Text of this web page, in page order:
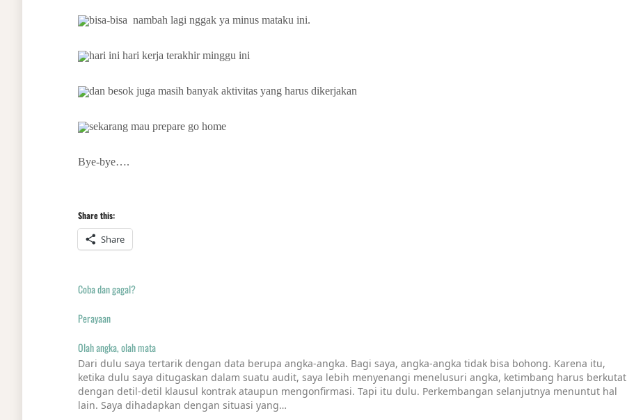
bisa-bisa nambah lagi nggak ya minus mataku ini.
hari ini hari kerja terakhir minggu ini
dan besok juga masih banyak aktivitas yang harus dikerjakan
sekarang mau prepare go home
Bye-bye….
Share this:
Share
Coba dan gagal?
Perayaan
Olah angka, olah mata
Dari dulu saya tertarik dengan data berupa angka-angka. Bagi saya, angka-angka tidak bisa bohong. Karena itu,
ketika dulu saya ditugaskan dalam suatu audit, saya lebih menyenangi menelusuri angka, ketimbang harus berkutat
dengan detil-detil klausul kontrak ataupun mengonfirmasi. Tapi itu dulu. Perkembangan selanjutnya menuntut hal
lain. Saya dihadapkan dengan situasi yang…